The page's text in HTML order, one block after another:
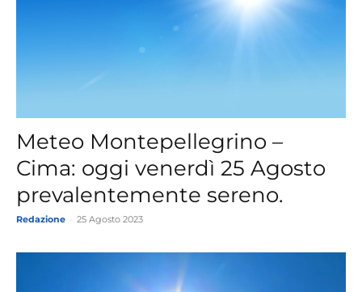
Meteo Montepellegrino –
Cima: oggi venerdì 25 Agosto
prevalentemente sereno.
Redazione 25 Agosto 2023